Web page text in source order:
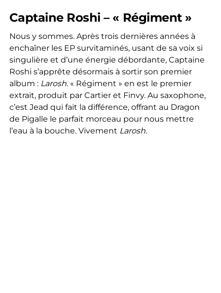
Captaine Roshi – « Régiment »
Nous y sommes. Après trois dernières années à
enchaîner les EP survitaminés, usant de sa voix si
singulière et d’une énergie débordante, Captaine
Roshi s’apprête désormais à sortir son premier
album : Larosh. « Régiment » en est le premier
extrait, produit par Cartier et Finvy. Au saxophone,
c’est Jead qui fait la différence, offrant au Dragon
de Pigalle le parfait morceau pour nous mettre
l’eau à la bouche. Vivement Larosh.